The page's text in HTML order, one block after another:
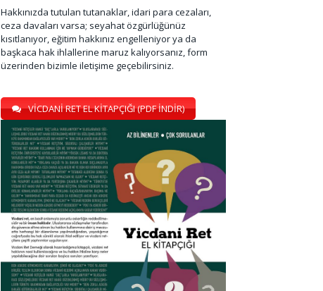
Hakkınızda tutulan tutanaklar, idari para cezaları,
ceza davaları varsa; seyahat özgürlüğünüz
kısıtlanıyor, eğitim hakkınız engelleniyor ya da
başkaca hak ihlallerine maruz kalıyorsanız, form
üzerinden bizimle iletişime geçebilirsiniz.
VİCDANİ RET EL KİTAPÇIĞI (PDF İNDİR)